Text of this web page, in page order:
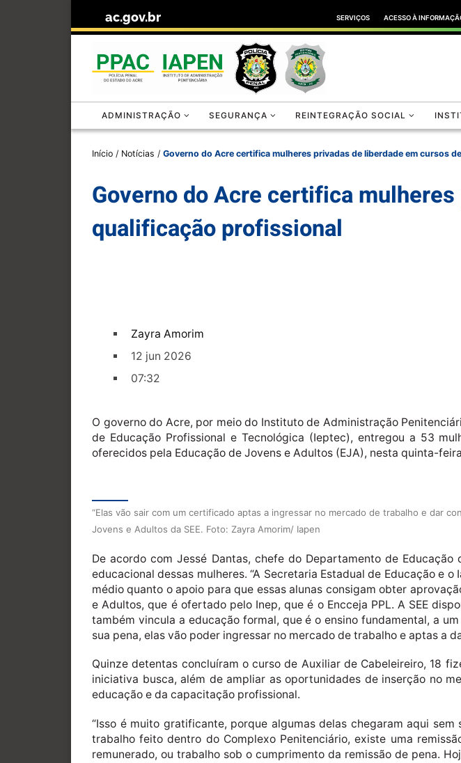
ac.gov.br SERVIÇOS ACESSO À
ADMINISTRAÇÃO SEGURANÇA REINTEGRAÇÃO SOCIAL
Início / Notícias / Governo do Acre certifica mulheres privadas de liberdade em cursos
Governo do Acre certifica
qualificação profissional
Zayra Amorim
12 jun 2026
07:32
O governo do Acre, por meio do Instituto de Administração
de Educação Profissional e Tecnológica (Ieptec), entregou a 53
oferecidos pela Educação de Jovens e Adultos (EJA), nesta quinta-
“Elas vão sair com um certificado aptas a ingressar no mercado de trabalho e dar
Jovens e Adultos da SEE. Foto: Zayra Amorim/ Iapen
De acordo com Jessé Dantas, chefe do Departamento de
educacional dessas mulheres. “A Secretaria Estadual de Educação e
médio quanto o apoio para que essas alunas consigam obter
e Adultos, que é ofertado pelo Inep, que é o Encceja PPL. A SEE
também vincula a educação formal, que é o ensino fundamental, a
sua pena, elas vão poder ingressar no mercado de trabalho e aptas a
Quinze detentas concluíram o curso de Auxiliar de Cabeleireiro, 18
iniciativa busca, além de ampliar as oportunidades de inserção no
educação e da capacitação profissional.
“Isso é muito gratificante, porque algumas delas chegaram aqui
trabalho feito dentro do Complexo Penitenciário, existe uma
remunerado, ou trabalho sob o cumprimento da remissão de pena.